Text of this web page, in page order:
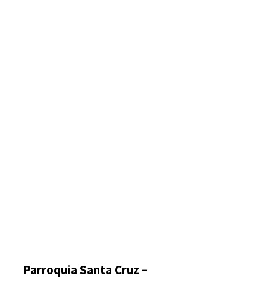
Parroquia Santa Cruz –